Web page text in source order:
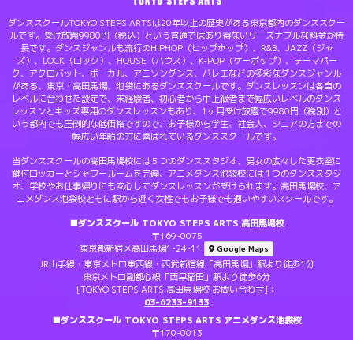
ダンススクールTOKYO STEPS ARTSは20年以上の歴史がある東京都内のダンススクー
ルです。受け放題9980円（税込）という普通ではあり得ないリーズナブルな料金が特
長です。ダンスジャンルも流行のHIPHOP（ヒップホップ）、R&B、JAZZ（ジャ
ズ）、LOCK（ロック）、HOUSE（ハウス）、K-POP（ケーポップ）、テーマパー
ク、アクロバット、ボーカル、アニソンダンス、バレエなどの多彩なダンスジャンル
がある、東京・高田馬場、池袋にあるダンススクールです。ダンスレッスンは各自の
レベルに合わせた設定で、未経験者、初心者から中上級者まで幅広いレベルのダンス
レッスンとキッズ専用のダンスレッスンもあり、1ヶ月受け放題で9980円（税別）と
いう都内でも圧倒的な低価格ですので、お子様から学生、社会人、シニアの方までの
幅広い年齢の方に喜ばれているダンススクールです。
当ダンススクールの高田馬場校には５つのダンススタジオ、男女の広々した更衣室に
鍵付ロッカーとシャワールームを完備、アニメダンス池袋校には１つのダンススタジ
オ、学校やお仕事帰りにも安心してダンスレッスンが受けられます。高田馬場校、ア
ニメダンス池袋校ともに駅から近く女性でもお子様でも通いやすいスクールです。
■ダンススクール TOKYO STEPS ARTS 高田馬場校
〒169-0075
東京都新宿区高田馬場1-24-11
Google Maps
JR山手線・東京メトロ東西線・西武新宿線「高田馬場」駅より徒歩1分
東京メトロ副都心線「西早稲田」駅より徒歩6分
[TOKYO STEPS ARTS 高田馬場校 お問い合わせ]：
03-6233-9133
■ダンススクール TOKYO STEPS ARTS アニメダンス池袋校
〒170-0013